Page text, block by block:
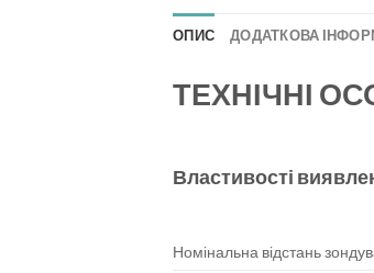
ОПИС ДОДАТКОВА
ТЕХНІЧНІ
Властивості
Номінальна відстань